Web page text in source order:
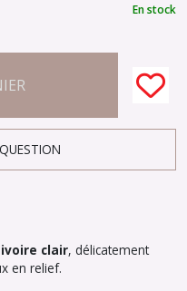
En stock
clair, délicatement
en relief.